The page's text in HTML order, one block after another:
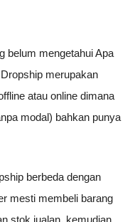
belum mengetahui Apa
merupakan
atau online dimana
modal) bahkan punya
berbeda dengan
mesti membeli barang
stok jualan, kemudian